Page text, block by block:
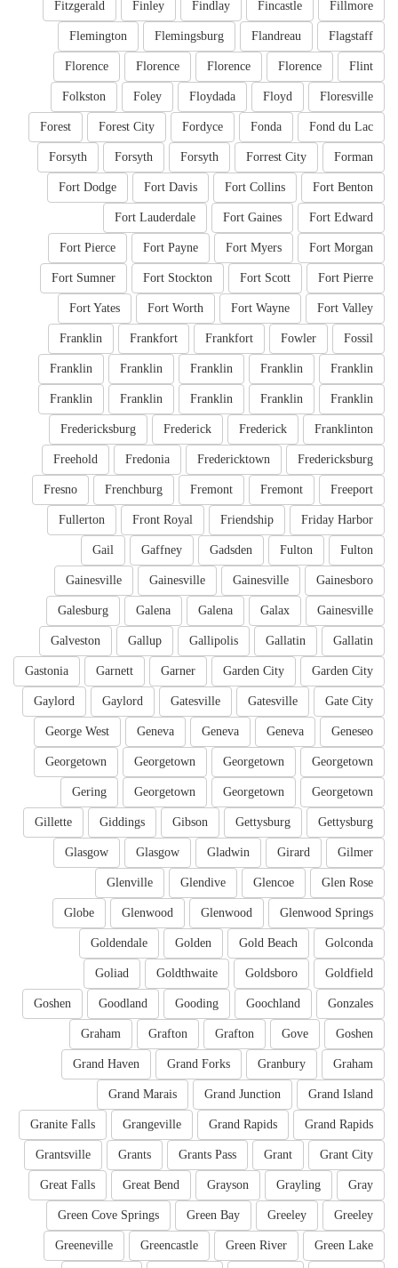
Fillmore
Fincastle
Findlay
Finley
Fitzgerald
Flagstaff
Flandreau
Flemingsburg
Flemington
Flint
Florence
Florence
Florence
Florence
Floresville
Floyd
Floydada
Foley
Folkston
Fond du Lac
Fonda
Fordyce
Forest City
Forest
Forman
Forrest City
Forsyth
Forsyth
Forsyth
Fort Benton
Fort Collins
Fort Davis
Fort Dodge
Fort Edward
Fort Gaines
Fort Lauderdale
Fort Morgan
Fort Myers
Fort Payne
Fort Pierce
Fort Pierre
Fort Scott
Fort Stockton
Fort Sumner
Fort Valley
Fort Wayne
Fort Worth
Fort Yates
Fossil
Fowler
Frankfort
Frankfort
Franklin
Franklin
Franklin
Franklin
Franklin
Franklin
Franklin
Franklin
Franklin
Franklin
Franklin
Franklinton
Frederick
Frederick
Fredericksburg
Fredericksburg
Fredericktown
Fredonia
Freehold
Freeport
Fremont
Fremont
Frenchburg
Fresno
Friday Harbor
Friendship
Front Royal
Fullerton
Fulton
Fulton
Gadsden
Gaffney
Gail
Gainesboro
Gainesville
Gainesville
Gainesville
Gainesville
Galax
Galena
Galena
Galesburg
Gallatin
Gallatin
Gallipolis
Gallup
Galveston
Garden City
Garden City
Garner
Garnett
Gastonia
Gate City
Gatesville
Gatesville
Gaylord
Gaylord
Geneseo
Geneva
Geneva
Geneva
George West
Georgetown
Georgetown
Georgetown
Georgetown
Georgetown
Georgetown
Georgetown
Gering
Gettysburg
Gettysburg
Gibson
Giddings
Gillette
Gilmer
Girard
Gladwin
Glasgow
Glasgow
Glen Rose
Glencoe
Glendive
Glenville
Glenwood Springs
Glenwood
Glenwood
Globe
Golconda
Gold Beach
Golden
Goldendale
Goldfield
Goldsboro
Goldthwaite
Goliad
Gonzales
Goochland
Gooding
Goodland
Goshen
Goshen
Gove
Grafton
Grafton
Graham
Graham
Granbury
Grand Forks
Grand Haven
Grand Island
Grand Junction
Grand Marais
Grand Rapids
Grand Rapids
Grangeville
Granite Falls
Grant City
Grant
Grants Pass
Grants
Grantsville
Gray
Grayling
Grayson
Great Bend
Great Falls
Greeley
Greeley
Green Bay
Green Cove Springs
Green Lake
Green River
Greencastle
Greeneville